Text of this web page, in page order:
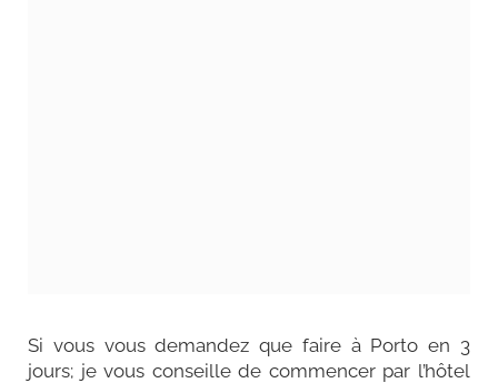
Si vous vous demandezque faire à Porto en 3
jours; je vous conseille de commencer par l’hôtel